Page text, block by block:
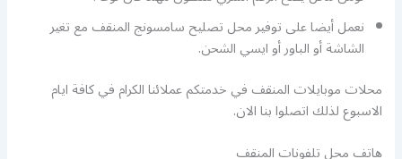
نعمل أيضا على توفير محل تصليح سامسونج المنقف مع تغير
الشاشة أو الباور أو ايسي الشحن.
محلات موبايلات المنقف في خدمتكم عملائنا الكرام في كافة ايام
الاسبوع لذلك اتصلوا بنا الان.
هاتف محل تلفونات المنقف